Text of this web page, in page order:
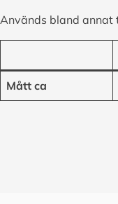
Används bland annat
Mått ca